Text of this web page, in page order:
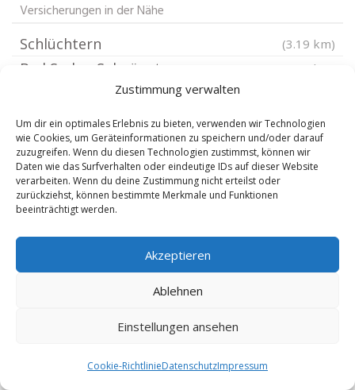
Zustimmung verwalten
Um dir ein optimales Erlebnis zu bieten, verwenden wir Technologien
wie Cookies, um Geräteinformationen zu speichern und/oder darauf
zuzugreifen. Wenn du diesen Technologien zustimmst, können wir
Daten wie das Surfverhalten oder eindeutige IDs auf dieser Website
verarbeiten. Wenn du deine Zustimmung nicht erteilst oder
zurückziehst, können bestimmte Merkmale und Funktionen
beeinträchtigt werden.
Akzeptieren
Ablehnen
Einstellungen ansehen
Cookie-RichtlinieDatenschutzImpressum
Versicherungen in der Nähe
Schlüchtern (3.19 km)
Bad Soden-Salmünster (4.98 km)
Birstein (7.7 km)
Brachttal (8.09 km)
Flieden (8.2 km)
Freiensteinau
Bad Orb
Zeitlofs (9.48 km)
Biebergemünd